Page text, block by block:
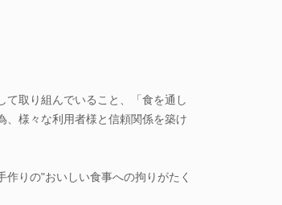
取り組んでいること、「食を通し
、様々な利用者様と信頼関係を築け
りの"おいしい食事への拘りがたく